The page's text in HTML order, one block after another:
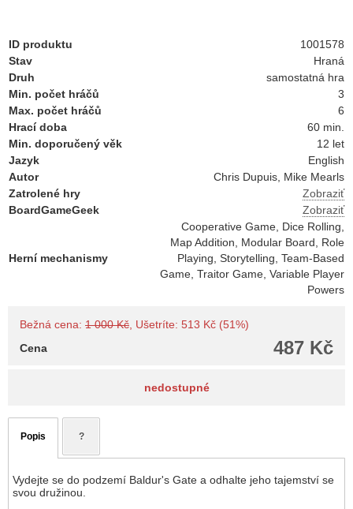
ID produktu
1001578
Stav
Hraná
Druh
samostatná hra
Min. počet hráčů
3
Max. počet hráčů
6
Hrací doba
60 min.
Min. doporučený věk
12 let
Jazyk
English
Autor
Chris Dupuis, Mike Mearls
Zatrolené hry
Zobraziť
BoardGameGeek
Zobraziť
Herní mechanismy
Cooperative Game, Dice Rolling,
Map Addition, Modular Board, Role
Playing, Storytelling, Team-Based
Game, Traitor Game, Variable Player
Powers
Bežná cena: 1 000 Kč , Ušetríte: 513 Kč (51%)
487 Kč
Cena
nedostupné
Popis ?
Vydejte se do podzemí Baldur's Gate a odhalte jeho tajemství se
svou družinou.